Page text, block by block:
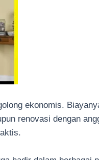
ekonomis.
renovasi dengan